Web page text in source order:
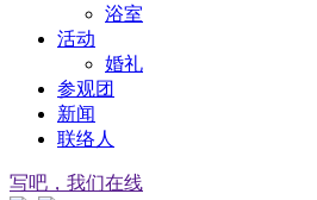
浴室
活动
婚礼
参观团
新闻
联络人
写吧，我们在线